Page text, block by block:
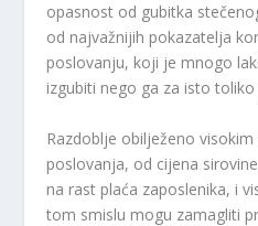
opasnost od gubitka
od najvažnijih pokazatelja
poslovanju, koji je mnogo
izgubiti nego ga za isto toliko
Razdoblje obilježeno
poslovanja, od cijena
na rast plaća zaposlenika, i
tom smislu mogu zamagliti